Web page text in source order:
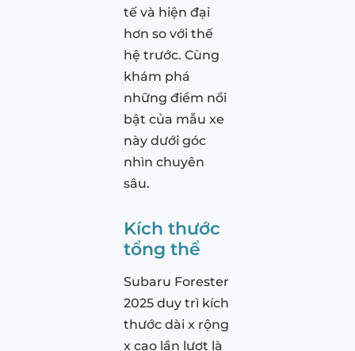
tế và hiện đại
hơn so với thế
hệ trước. Cùng
khám phá
những điểm nổi
bật của mẫu xe
này dưới góc
nhìn chuyên
sâu.
Kích thước
tổng thể
Subaru Forester
2025 duy trì kích
thước dài x rộng
x cao lần lượt là